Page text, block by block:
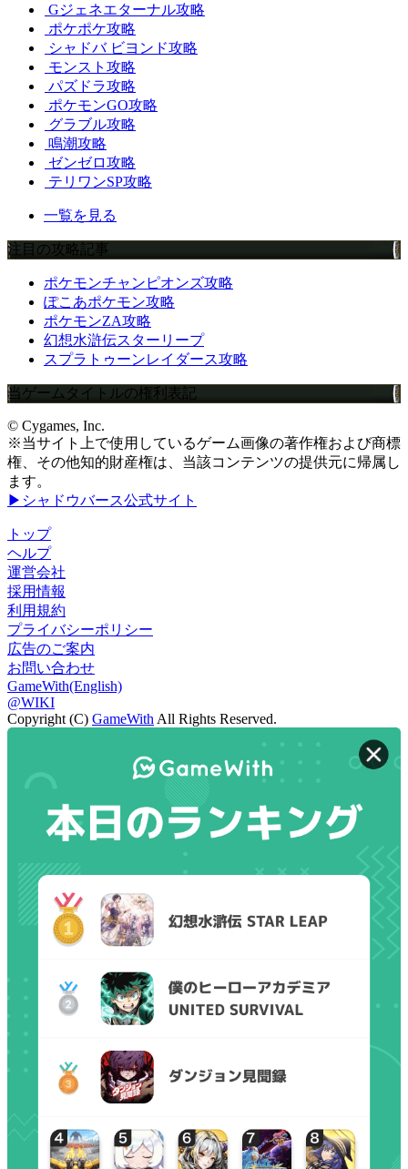
Gジェネエターナル攻略
ポケポケ攻略
シャドバ ビヨンド攻略
モンスト攻略
パズドラ攻略
ポケモンGO攻略
グラブル攻略
鳴潮攻略
ゼンゼロ攻略
テリワンSP攻略
一覧を見る
注目の攻略記事
ポケモンチャンピオンズ攻略
ぽこあポケモン攻略
ポケモンZA攻略
幻想水滸伝スターリープ
スプラトゥーンレイダース攻略
当ゲームタイトルの権利表記
© Cygames, Inc.
※当サイト上で使用しているゲーム画像の著作権および商標
権、その他知的財産権は、当該コンテンツの提供元に帰属し
ます。
▶シャドウバース公式サイト
トップ
ヘルプ
運営会社
採用情報
利用規約
プライバシーポリシー
広告のご案内
お問い合わせ
GameWith(English)
@WIKI
Copyright (C) GameWith All Rights Reserved.